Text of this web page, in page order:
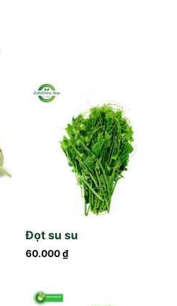
Đọt su su
60.000₫